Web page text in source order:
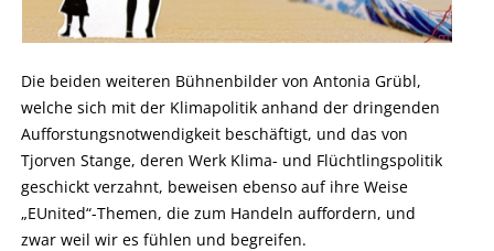
Die beiden weiteren Bühnenbilder von Antonia Grübl,
welche sich mit der Klimapolitik anhand der dringenden
Aufforstungsnotwendigkeit beschäftigt, und das von
Tjorven Stange, deren Werk Klima- und Flüchtlingspolitik
geschickt verzahnt, beweisen ebenso auf ihre Weise
„EUnited“-Themen, die zum Handeln auffordern, und
zwar weil wir es fühlen und begreifen.